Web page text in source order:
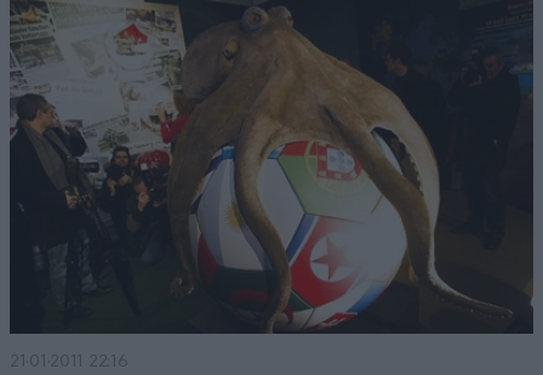
21·01·2011 22:16